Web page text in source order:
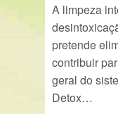
A limpeza
pretende
contribuir
geral do
Detox…